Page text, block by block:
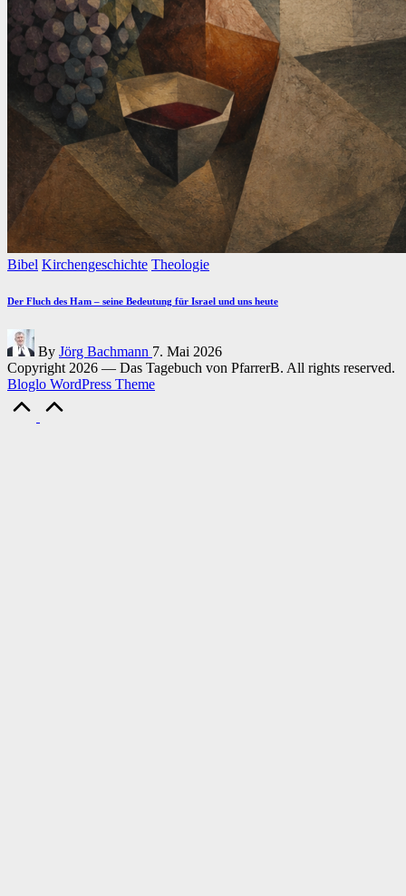
Posted
Bibel Kirchengeschichte Theologie
Der Fluch des Ham – seine Bedeutung für Israel und uns heute
Posted
by
By Jörg Bachmann 7. Mai 2026
Copyright 2026 — Das Tagebuch von PfarrerB. All rights reserved.
Bloglo WordPress Theme